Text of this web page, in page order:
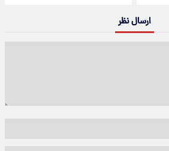
ارسال نظر